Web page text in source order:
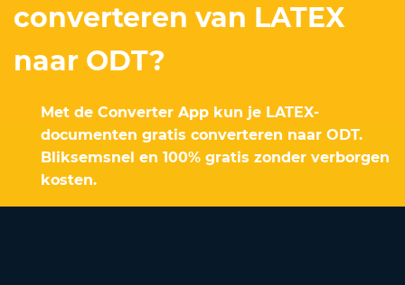
converteren van LATEX
naar ODT?
Met de Converter App kun je LATEX-
documenten gratis converteren naar ODT.
Bliksemsnel en 100% gratis zonder verborgen
kosten.